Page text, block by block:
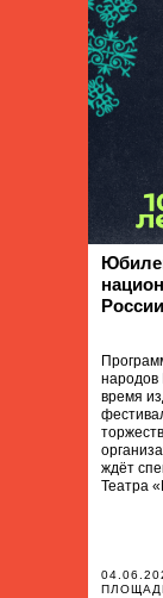
России
народов
время
ждёт
Театра